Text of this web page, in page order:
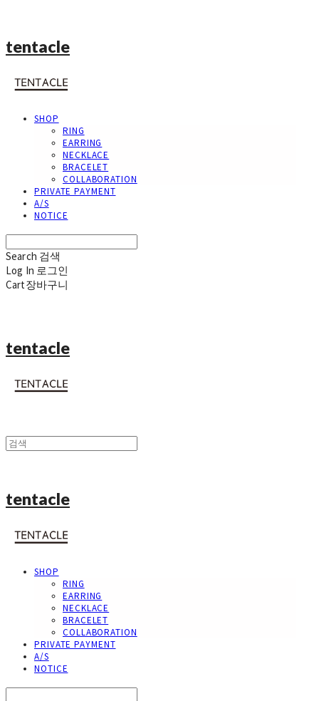
tentacle
SHOP
RING
EARRING
NECKLACE
BRACELET
COLLABORATION
PRIVATE PAYMENT
A/S
NOTICE
Search 검색
Log In 로그인
Cart장바구니
tentacle
tentacle
SHOP
RING
EARRING
NECKLACE
BRACELET
COLLABORATION
PRIVATE PAYMENT
A/S
NOTICE